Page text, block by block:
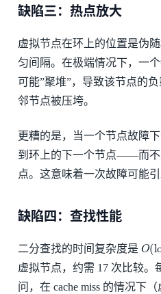
缺陷三：热点放大
虚拟节点在环上的位置是伪
匀间隔。在极端情况下，一
可能”聚堆”，导致该节点的
邻节点被压垮。
更糟的是，当一个节点故障
到环上的下一个节点——而不
点。这意味着一次故障可能引
缺陷四：查找性能
二分查找的时间复杂度是 O(
虚拟节点，约需 17 次比较。
问，在 cache miss 的情况下